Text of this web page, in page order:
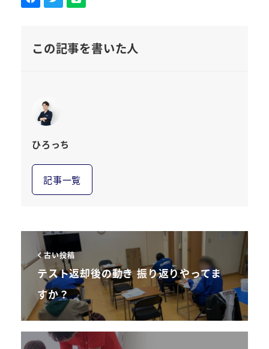
この記事を書いた人
ひろっち
記事一覧
古い投稿
テスト返却後の動き 振り返りやってま
すか？